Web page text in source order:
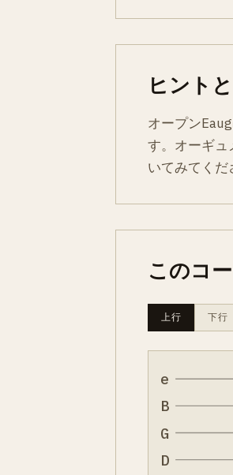
ヒント
オープン
す。オーギ
いてみてくだ
このコ
上行 下行
e
B
G
D